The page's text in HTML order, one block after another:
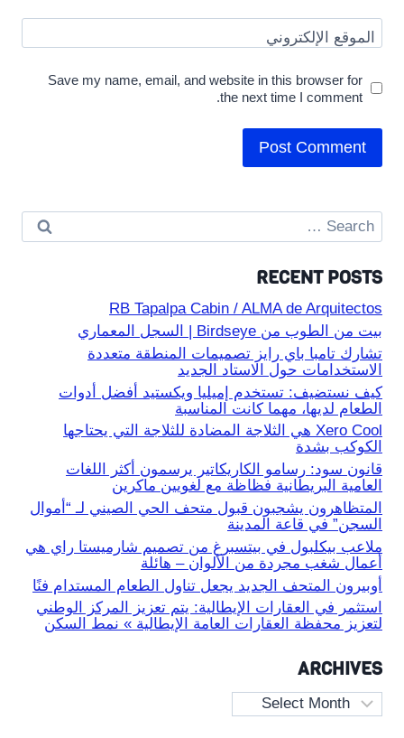
الموقع الإلكتروني
Save my name, email, and website in this browser for
the next time I comment.
Search
for:
RECENT POSTS
RB Tapalpa Cabin / ALMA de Arquitectos
بيت من الطوب من Birdseye | السجل المعماري
تشارك تامبا باي رايز تصميمات المنطقة متعددة
الاستخدامات حول الاستاد الجديد
كيف نستضيف: تستخدم إميليا ويكستيد أفضل أدوات
الطعام لديها، مهما كانت المناسبة
Xero Cool هي الثلاجة المضادة للثلاجة التي يحتاجها
الكوكب بشدة
قانون سود: رسامو الكاريكاتير يرسمون أكثر اللغات
العامية البريطانية فظاظة مع لغويين ماكرين
المتظاهرون يشجبون قبول متحف الحي الصيني لـ “أموال
السجن” في قاعة المدينة
ملاعب بيكلبول في بيتسبرغ من تصميم شارميستا راي هي
أعمال شغب مجردة من الألوان – هائلة
أوبيرون المتحف الجديد يجعل تناول الطعام المستدام فنًا
استثمر في العقارات الإيطالية: يتم تعزيز المركز الوطني
لتعزيز محفظة العقارات العامة الإيطالية » نمط السكن
ARCHIVES
Archives